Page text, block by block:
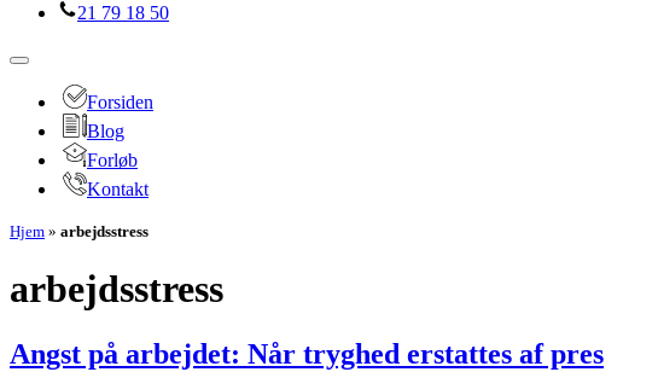
21 79 18 50
Navigation
Forsiden
Blog
Forløb
Kontakt
Hjem » arbejdsstress
arbejdsstress
Angst på arbejdet: Når tryghed erstattes af pres